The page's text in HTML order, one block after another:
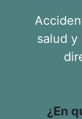
salud
¿En